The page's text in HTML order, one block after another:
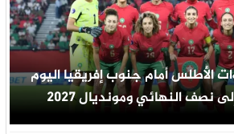
الأطلس أمام جنوب إفريقيا اليوم
نصف النهائي ومونديال 2027